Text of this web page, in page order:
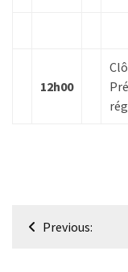
12h00
Navigation
Previous: